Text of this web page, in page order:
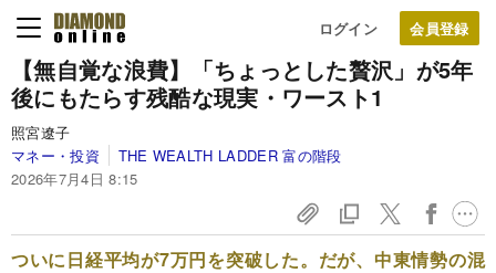
ログイン
【無自覚な浪費】「ちょっとした贅沢」が5年
後にもたらす残酷な現実・ワースト1
照宮遼子
マネー・投資
THE WEALTH LADDER 富の階段
2026年7月4日 8:15
ついに日経平均が7万円を突破した。だが、中東情勢の混